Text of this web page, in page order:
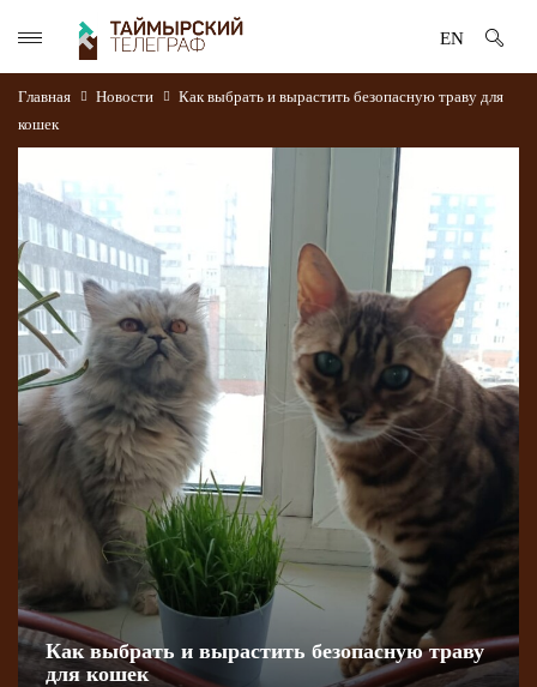
EN
Главная Новости
Как выбрать и вырастить безопасную траву для
кошек
Как выбрать и вырастить безопасную траву
для кошек